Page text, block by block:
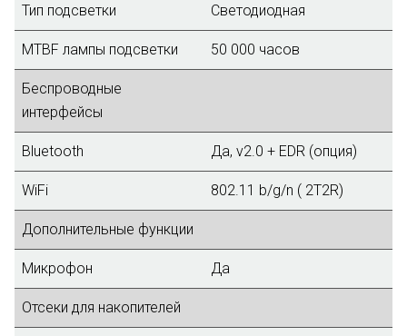
Тип подсветки Светодиодная
MTBF лампы подсветки 50 000 часов
Беспроводные
интерфейсы
Bluetooth Да, v2.0 + EDR (опция)
WiFi 802.11 b/g/n ( 2T2R)
Дополнительные функции
Микрофон Да
Отсеки для накопителей